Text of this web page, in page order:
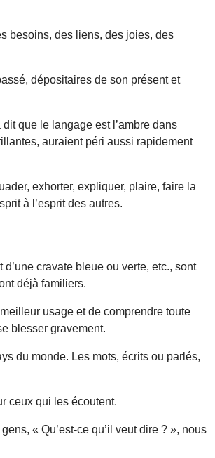
besoins, des liens, des joies, des
dépositaires de son présent et
que le langage est l’ambre dans
auraient péri aussi rapidement
exhorter, expliquer, plaire, faire la
à l’esprit des autres.
cravate bleue ou verte, etc., sont
déjà familiers.
usage et de comprendre toute
blesser gravement.
du monde. Les mots, écrits ou parlés,
ceux qui les écoutent.
« Qu’est-ce qu’il veut dire ? », nous